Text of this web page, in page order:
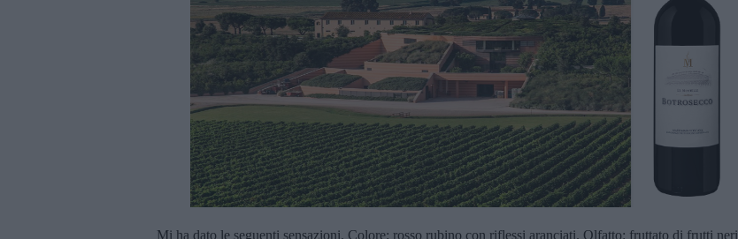
Mi ha dato le seguenti sensazioni. Colore: rosso rubino con riflessi aranciati. Olfatto: fruttato di frutti neri